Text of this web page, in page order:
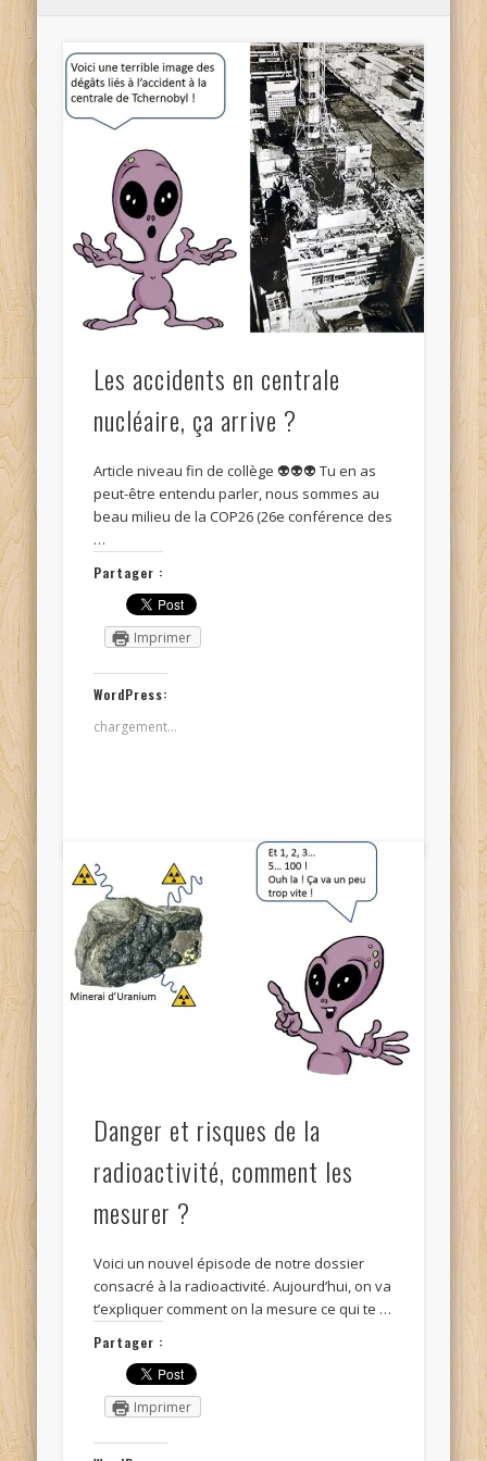
Les accidents en centrale
nucléaire, ça arrive ?
Article niveau fin de collège 👽👽👽 Tu en as
peut-être entendu parler, nous sommes au
beau milieu de la COP26 (26e conférence des
…
Partager :
Imprimer
WordPress:
chargement…
Danger et risques de la
radioactivité, comment les
mesurer ?
Voici un nouvel épisode de notre dossier
consacré à la radioactivité. Aujourd’hui, on va
t’expliquer comment on la mesure ce qui te …
Partager :
Imprimer